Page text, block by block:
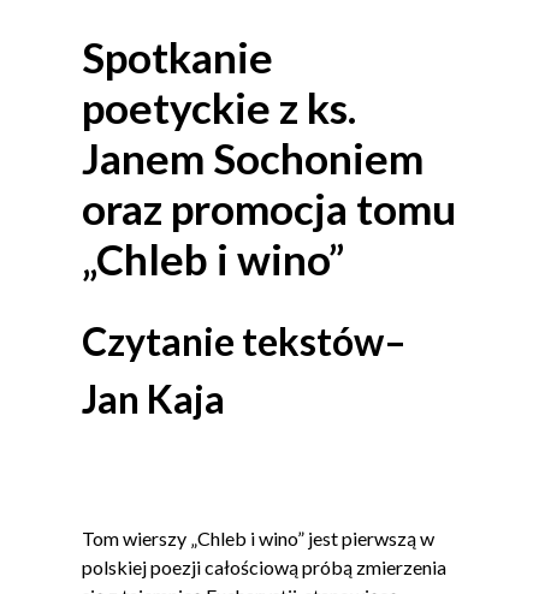
Spotkanie
poetyckie z ks.
Janem Sochoniem
oraz promocja tomu
„Chleb i wino”
Czytanie tekstów–
Jan Kaja
Tom wierszy „Chleb i wino” jest pierwszą w
polskiej poezji całościową próbą zmierzenia